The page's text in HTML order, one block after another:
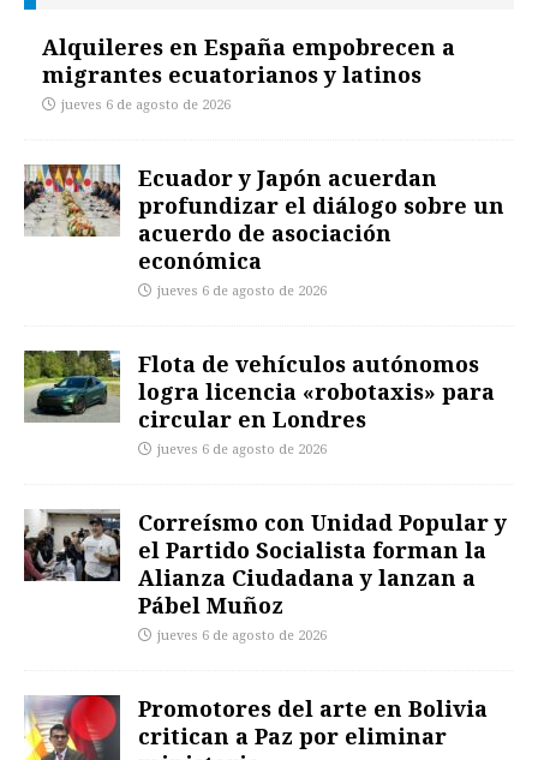
Alquileres en España empobrecen a
migrantes ecuatorianos y latinos
jueves 6 de agosto de 2026
Ecuador y Japón acuerdan
profundizar el diálogo sobre un
acuerdo de asociación
económica
jueves 6 de agosto de 2026
Flota de vehículos autónomos
logra licencia «robotaxis» para
circular en Londres
jueves 6 de agosto de 2026
Correísmo con Unidad Popular y
el Partido Socialista forman la
Alianza Ciudadana y lanzan a
Pábel Muñoz
jueves 6 de agosto de 2026
Promotores del arte en Bolivia
critican a Paz por eliminar